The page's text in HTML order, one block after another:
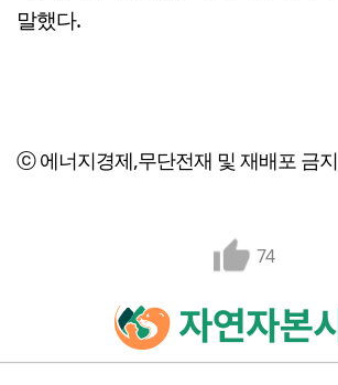
말했다.
ⓒ 에너지경제,무단전재 및 재배포 금지
74